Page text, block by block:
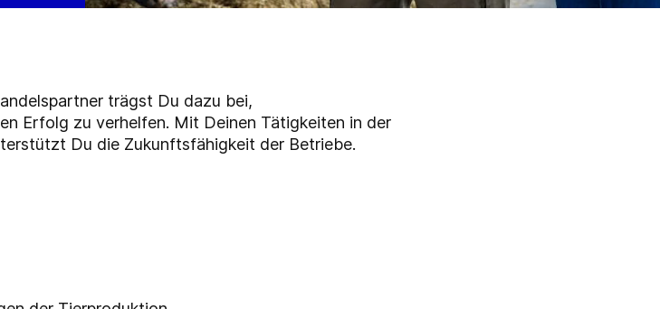
trägst Du dazu bei,
Erfolg zu verhelfen. Mit Deinen Tätigkeiten in der
Du die Zukunftsfähigkeit der Betriebe.